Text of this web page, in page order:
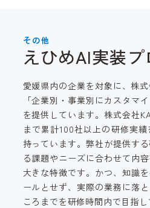
その他
えひめAI実装プ
愛媛県内の企業を対象に、株
「企業別・事業別にカスタマ
を提供しています。株式会社
まで累計100社以上の研修実
持っています。弊社が提供す
る課題やニーズに合わせて内
大きな特徴です。かつ、知識
ールとせず、実際の業務に落
ころまでを研修時間内で目指し